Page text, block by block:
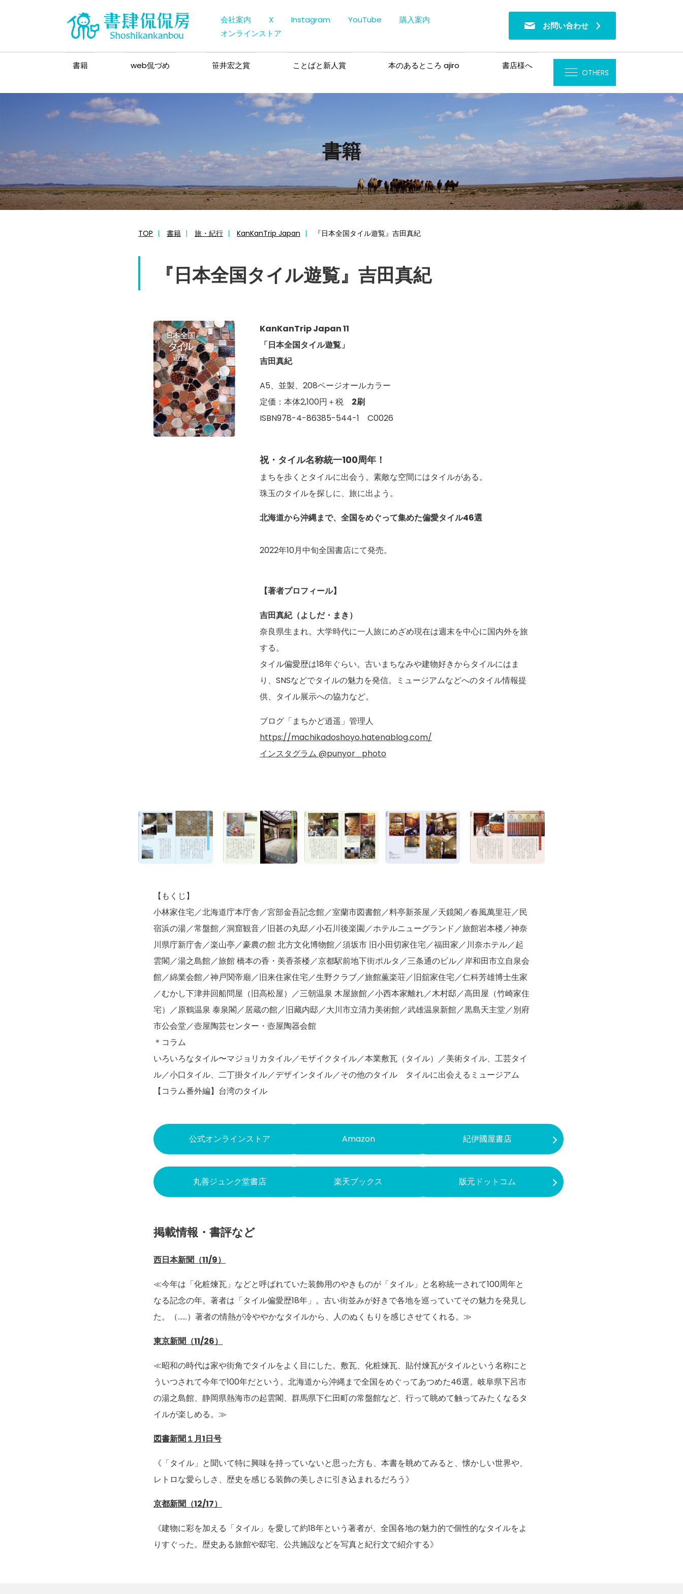
会社案内 X Instagram YouTube
購入案内
オンラインストア
お問い合わせ
書籍 web侃づめ 笹井宏之賞 ことばと新人賞 本のあるところ ajiro 書店様へ
OTHERS
書籍
TOP 書籍 旅・紀行 KanKanTrip Japan 『日本全国タイル遊覧』吉田真紀
『日本全国タイル遊覧』吉田真紀
KanKanTrip Japan 11
「日本全国タイル遊覧」
吉田真紀
A5、並製、208ページオールカラー
定価：本体2,100円＋税 2刷
ISBN978-4-86385-544-1 C0026
祝・タイル名称統一100周年！
まちを歩くとタイルに出会う。素敵な空間にはタイルがある。
珠玉のタイルを探しに、旅に出よう。
北海道から沖縄まで、全国をめぐって集めた偏愛タイル46選
2022年10月中旬全国書店にて発売。
【著者プロフィール】
吉田真紀（よしだ・まき）
奈良県生まれ。大学時代に一人旅にめざめ現在は週末を中心に国内外を旅
する。
タイル偏愛歴は18年ぐらい。古いまちなみや建物好きからタイルにはま
り、SNSなどでタイルの魅力を発信。ミュージアムなどへのタイル情報提
供、タイル展示への協力など。
ブログ「まちかど逍遥」管理人
https://machikadoshoyo.hatenablog.com/
インスタグラム @punyor_photo
【もくじ】
小林家住宅／北海道庁本庁舎／宮部金吾記念館／室蘭市図書館／料亭新茶屋／天鏡閣／春風萬里荘／民
宿浜の湯／常盤館／洞窟観音／旧甚の丸邸／小石川後楽園／ホテルニューグランド／旅館岩本楼／神奈
川県庁新庁舎／楽山亭／豪農の館 北方文化博物館／須坂市 旧小田切家住宅／福田家／川奈ホテル／起
雲閣／湯之島館／旅館 橋本の香・美香茶楼／京都駅前地下街ポルタ／三条通のビル／岸和田市立自泉会
館／綿業会館／神戸関帝廟／旧来住家住宅／生野クラブ／旅館薫楽荘／旧舘家住宅／仁科芳雄博士生家
／むかし下津井回船問屋（旧高松屋）／三朝温泉 木屋旅館／小西本家離れ／木村邸／高田屋（竹崎家住
宅）／原鶴温泉 泰泉閣／居蔵の館／旧藏内邸／大川市立清力美術館／武雄温泉新館／黒島天主堂／別府
市公会堂／壺屋陶芸センター・壺屋陶器会館
＊コラム
いろいろなタイル〜マジョリカタイル／モザイクタイル／本業敷瓦（タイル）／美術タイル、工芸タイ
ル／小口タイル、二丁掛タイル／デザインタイル／その他のタイル タイルに出会えるミュージアム
【コラム番外編】台湾のタイル
公式オンラインストア Amazon 紀伊國屋書店
丸善ジュンク堂書店 楽天ブックス 版元ドットコム
掲載情報・書評など
西日本新聞（11/9）
≪今年は「化粧煉瓦」などと呼ばれていた装飾用のやきものが「タイル」と名称統一されて100周年と
なる記念の年。著者は「タイル偏愛歴18年」。古い街並みが好きで各地を巡っていてその魅力を発見し
た。（……）著者の情熱が冷ややかなタイルから、人のぬくもりを感じさせてくれる。≫
東京新聞（11/26）
≪昭和の時代は家や街角でタイルをよく目にした。敷瓦、化粧煉瓦、貼付煉瓦がタイルという名称にと
ういつされて今年で100年だという。北海道から沖縄まで全国をめぐってあつめた46選。岐阜県下呂市
の湯之島館、静岡県熱海市の起雲閣、群馬県下仁田町の常盤館など、行って眺めて触ってみたくなるタ
イルが楽しめる。≫
図書新聞１月1日号
《「タイル」と聞いて特に興味を持っていないと思った方も、本書を眺めてみると、懐かしい世界や、
レトロな愛らしさ、歴史を感じる装飾の美しさに引き込まれるだろう》
京都新聞（12/17）
《建物に彩を加える「タイル」を愛して約18年という著者が、全国各地の魅力的で個性的なタイルをよ
りすぐった。歴史ある旅館や邸宅、公共施設などを写真と紀行文で紹介する》